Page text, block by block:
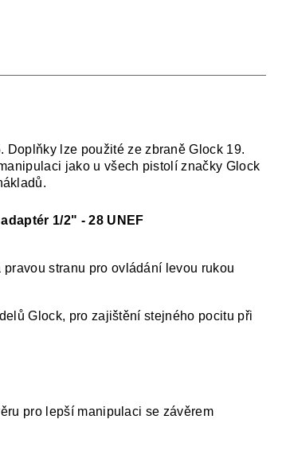
Doplňky lze použité ze zbraně Glock 19.
jako u všech pistolí značky Glock
1/2" - 28 UNEF
stranu pro ovládání levou rukou
Glock, pro zajištění stejného pocitu při
pro lepší manipulaci se závěrem